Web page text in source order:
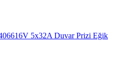
5x32A Duvar Prizi Eğik